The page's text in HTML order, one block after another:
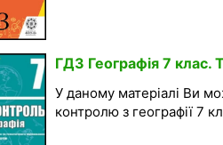
ГДЗ Географія 7 клас.
У даному матеріалі Ви
контролю з географії 7